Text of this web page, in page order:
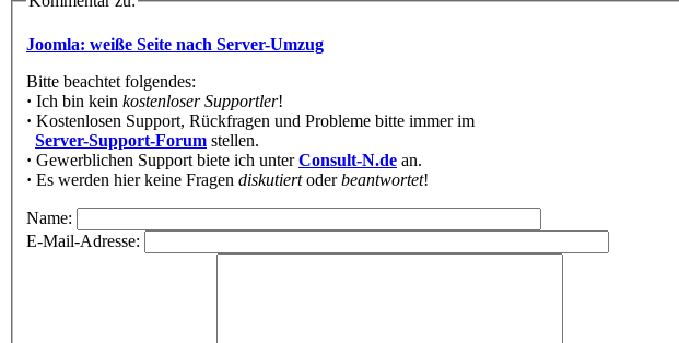
Joomla: weiße Seite nach Server-Umzug
Bitte beachtet folgendes:
· Ich bin kein kostenloser Supportler!
· Kostenlosen Support, Rückfragen und Probleme bitte immer im
Server-Support-Forum stellen.
· Gewerblichen Support biete ich unterConsult-N.de an.
· Es werden hier keine Fragen diskutiertoderbeantwortet!
Name:
E-Mail-Adresse: